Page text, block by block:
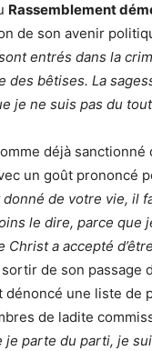
Rassemblement
de son avenir
entrés dans la
bêtises. La
je ne suis pas du
déjà sanctionné
un goût prononcé
donné de votre vie, il
le dire, parce que
Christ a accepté
sortir de son
une liste de
de ladite
je parte du parti, je